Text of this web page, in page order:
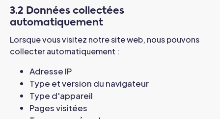
3.2 Données collectées
automatiquement
Lorsque vous visitez notre site web, nous pouvons
collecter automatiquement :
Adresse IP
Type et version du navigateur
Type d'appareil
Pages visitées